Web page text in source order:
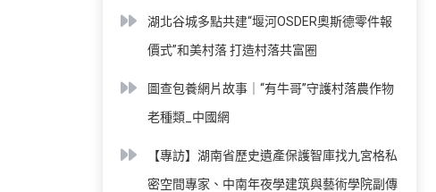
湖北谷城多點共建“堰河OSDER奧斯德零件報
價式”和美村落 打造村落共富圈
圖查包養網片故事｜“有牛哥”守護村落農作物
老種類_中國網
【專訪】湖南省歷史遺產保護智庫找九宮格私
密空間專家、中南年夜學建筑與藝術學院副傳